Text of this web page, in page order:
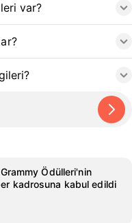
var?
Grammy Ödülleri'nin
kadrosuna kabul edildi